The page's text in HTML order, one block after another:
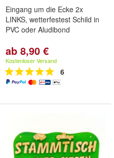
Eingang um die Ecke 2x
LINKS, wetterfestest Schild in
PVC oder Aludibond
ab 8,90 €
Kostenloser Versand
6